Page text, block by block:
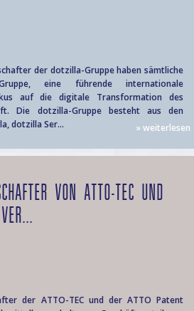
der dotzilla-Gruppe haben sämtliche
eine führende internationale
auf die digitale Transformation des
Die dotzilla-Gruppe besteht aus den
dotzilla Ser...
» weiterlesen
VON ATTO-TEC UND
der ATTO-TEC und der ATTO Patent